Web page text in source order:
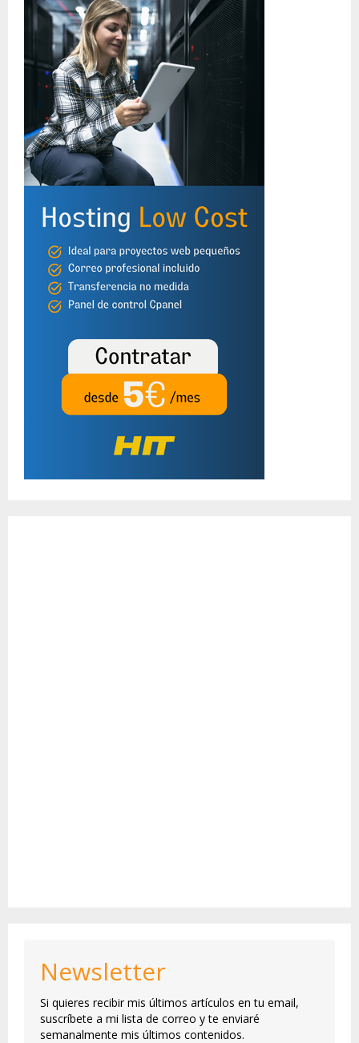
Newsletter
Si quieres recibir mis últimos artículos en tu email,
suscríbete a mi lista de correo y te enviaré
semanalmente mis últimos contenidos.